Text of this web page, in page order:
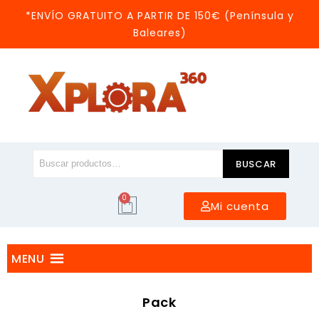
*ENVÍO GRATUITO A PARTIR DE 150€ (Península y
Baleares)
BUSCAR
0
Mi cuenta
MENU
Pack